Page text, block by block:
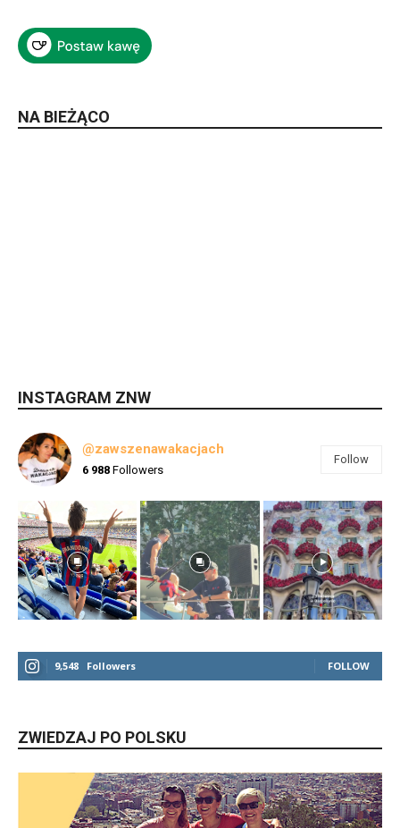
NA BIEŻĄCO
INSTAGRAM ZNW
@zawszenawakacjach
6 988 Followers
Follow
9,548 Followers FOLLOW
ZWIEDZAJ PO POLSKU